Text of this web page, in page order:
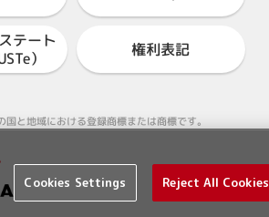
テート
） 権利表記
と地域における登録商標または商標です。
Cookies Settings Reject All Cookies